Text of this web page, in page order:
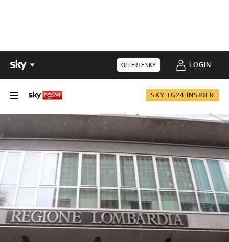
OFFERTE SKY LOGIN
SKY TG24 INSIDER